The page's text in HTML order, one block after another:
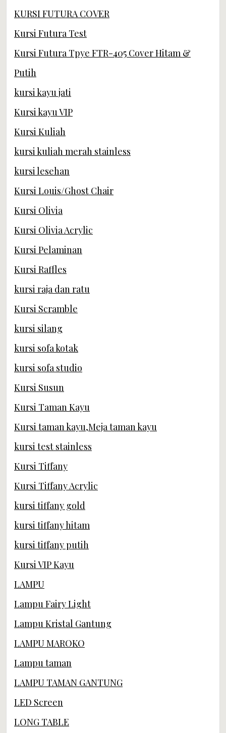
KURSI FUTURA COVER
Kursi Futura Test
Kursi Futura Tpye FTR-405 Cover Hitam &
Putih
kursi kayu jati
Kursi kayu VIP
Kursi Kuliah
kursi kuliah merah stainless
kursi lesehan
Kursi Louis/Ghost Chair
Kursi Olivia
Kursi Olivia Acrylic
Kursi Pelaminan
Kursi Raffles
kursi raja dan ratu
Kursi Scramble
kursi silang
kursi sofa kotak
kursi sofa studio
Kursi Susun
Kursi Taman Kayu
Kursi taman kayu,Meja taman kayu
kursi test stainless
Kursi Tiffany
Kursi Tiffany Acrylic
kursi tiffany gold
kursi tiffany hitam
kursi tiffany putih
Kursi VIP Kayu
LAMPU
Lampu Fairy Light
Lampu Kristal Gantung
LAMPU MAROKO
Lampu taman
LAMPU TAMAN GANTUNG
LED Screen
LONG TABLE